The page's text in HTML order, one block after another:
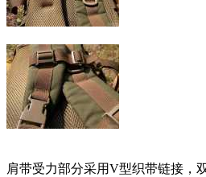
肩带受力部分采用V型织带链接，